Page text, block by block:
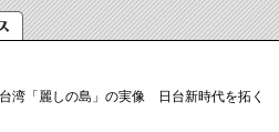
湾「麗しの島」の実像 日台新時代を拓く「3